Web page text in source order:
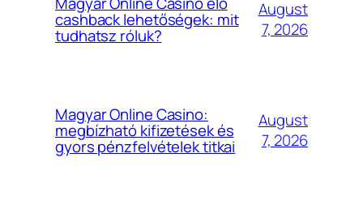
cashback lehetőségek: mit
tudhatsz róluk?
August
7, 2026
Magyar Online Casino:
megbízható kifizetések és
gyors pénzfelvételek titkai
August
7, 2026